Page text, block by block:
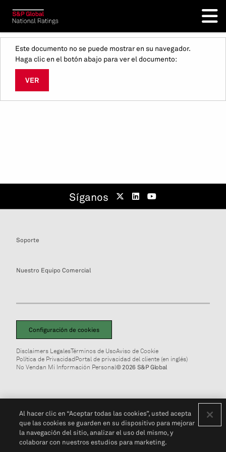
Este documento no se puede mostrar en su navegador.
Haga clic en el botón abajo para ver el documento:
VER
Síganos
Soporte
Nuestro Equipo Comercial
Configuración de cookies
Disclaimers LegalesTérminos de UsoAviso de Cookie
Política de PrivacidadPortal de privacidad del cliente (en inglés)
No Vendan Mi Información Personal© 2026 S&P Global
Al hacer clic en “Aceptar todas las cookies”, usted acepta
que las cookies se guarden en su dispositivo para mejorar
la navegación del sitio, analizar el uso del mismo, y
colaborar con nuestros estudios para marketing.